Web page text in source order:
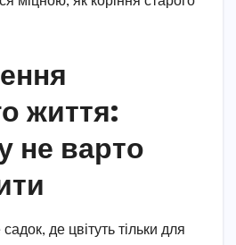
життя:
не варто
де цвітуть тільки для